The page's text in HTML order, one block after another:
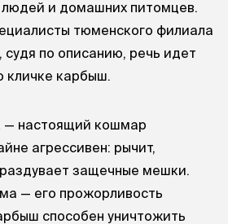
и домашних питомцев.
тюменского филиала
судя по описанию, речь идет
кличке карбыш.
— настоящий кошмар
агрессивен: рычит,
защечные мешки.
— его прожорливость
способен уничтожить